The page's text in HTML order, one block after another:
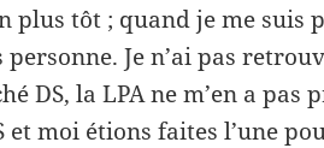
plus tôt ; quand je me suis
Je n’ai pas
DS, la LPA ne m’en a pas
et moi étions faites l’une